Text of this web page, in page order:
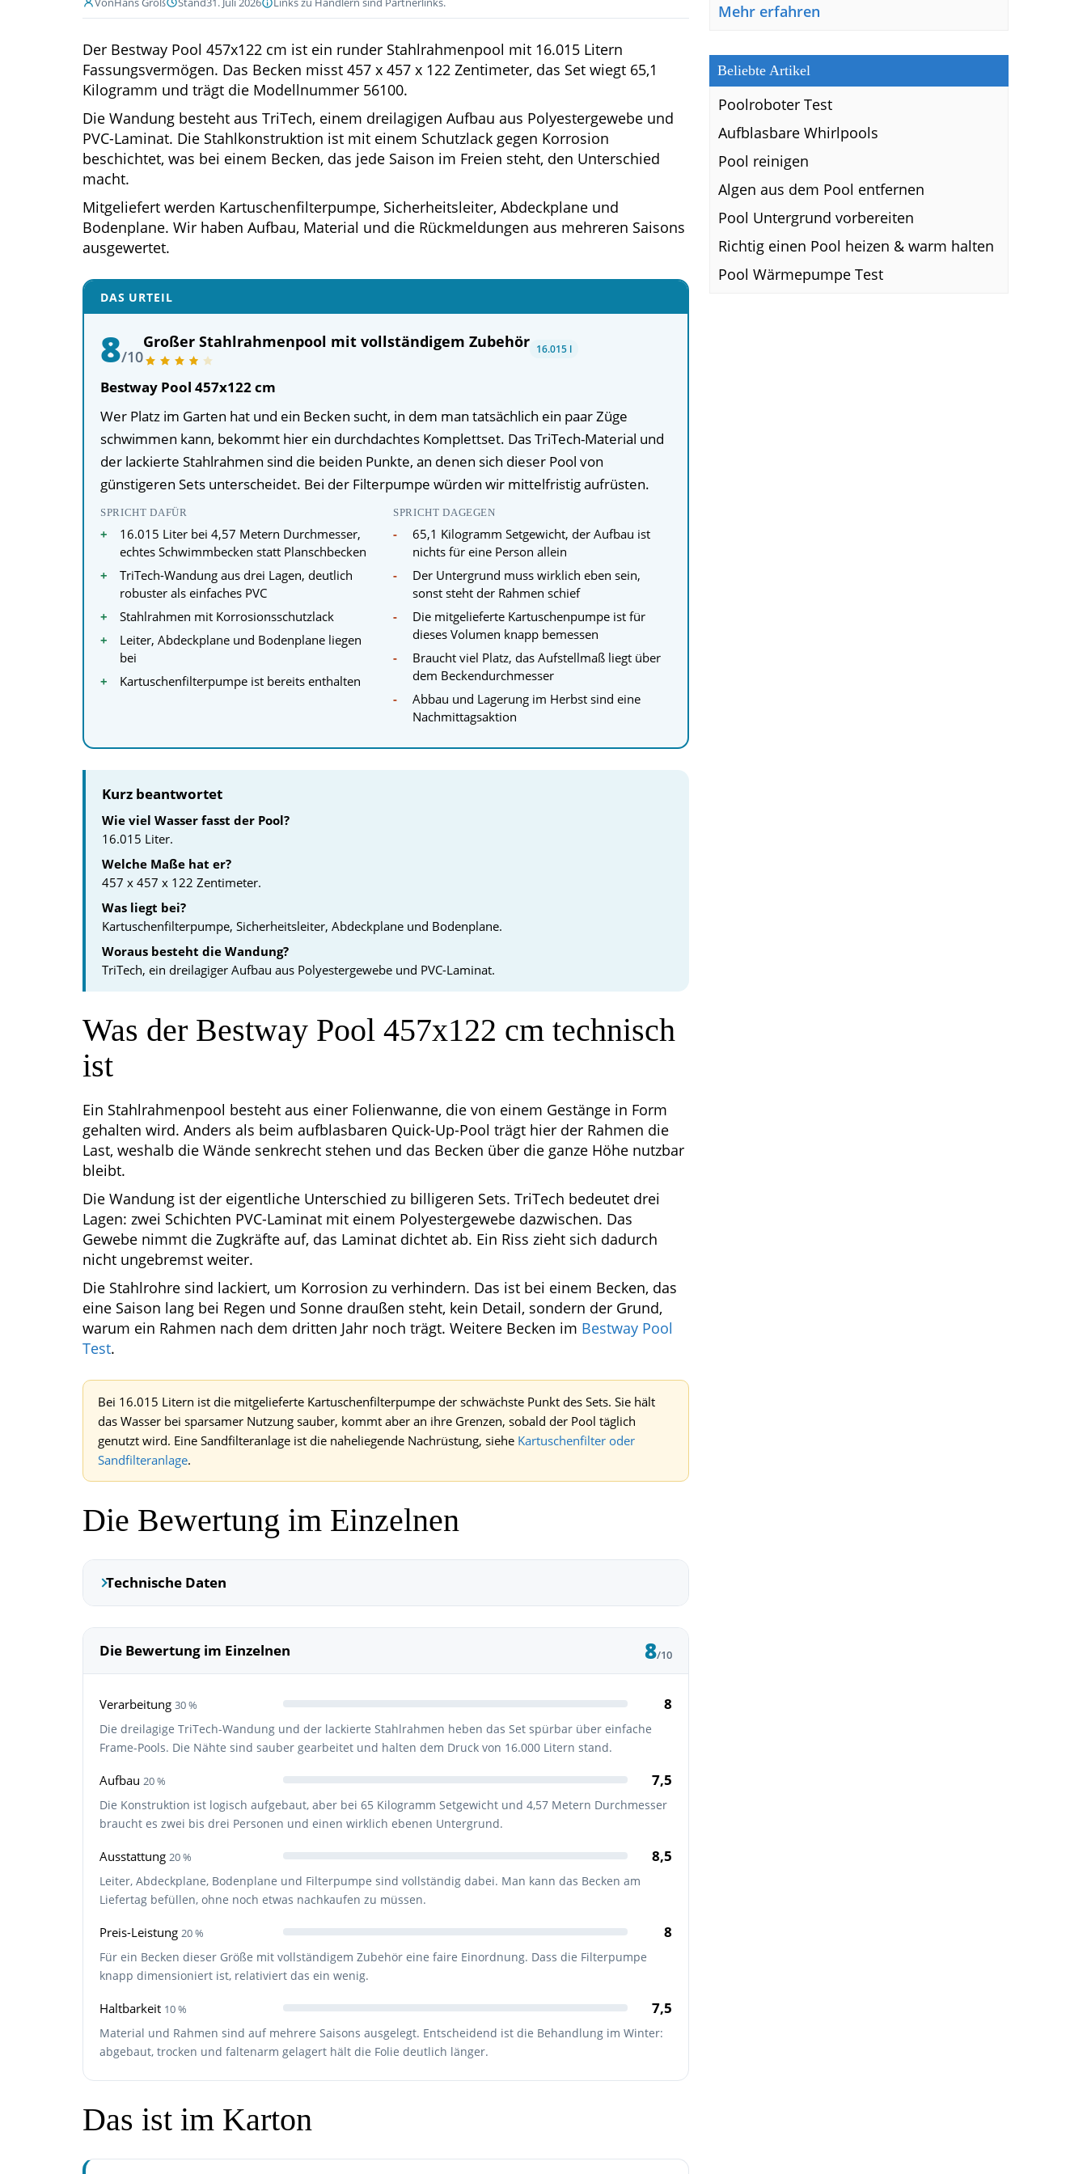
Der Bestway Pool 457x122 cm ist ein runder Stahlrahmenpool mit 16.015 Litern
Fassungsvermögen. Das Becken misst 457 x 457 x 122 Zentimeter, das Set wiegt 65,1
Kilogramm und trägt die Modellnummer 56100.
Die Wandung besteht aus TriTech, einem dreilagigen Aufbau aus Polyestergewebe und
PVC-Laminat. Die Stahlkonstruktion ist mit einem Schutzlack gegen Korrosion
beschichtet, was bei einem Becken, das jede Saison im Freien steht, den Unterschied
macht.
Mitgeliefert werden Kartuschenfilterpumpe, Sicherheitsleiter, Abdeckplane und
Bodenplane. Wir haben Aufbau, Material und die Rückmeldungen aus mehreren Saisons
ausgewertet.
DAS URTEIL
8/10
Großer Stahlrahmenpool mit vollständigem Zubehör 16.015 l
Bestway Pool 457x122 cm
Wer Platz im Garten hat und ein Becken sucht, in dem man tatsächlich ein paar Züge
schwimmen kann, bekommt hier ein durchdachtes Komplettset. Das TriTech-Material und
der lackierte Stahlrahmen sind die beiden Punkte, an denen sich dieser Pool von
günstigeren Sets unterscheidet. Bei der Filterpumpe würden wir mittelfristig aufrüsten.
SPRICHT DAFÜR
16.015 Liter bei 4,57 Metern Durchmesser,
echtes Schwimmbecken statt Planschbecken
TriTech-Wandung aus drei Lagen, deutlich
robuster als einfaches PVC
Stahlrahmen mit Korrosionsschutzlack
Leiter, Abdeckplane und Bodenplane liegen
bei
Kartuschenfilterpumpe ist bereits enthalten
SPRICHT DAGEGEN
65,1 Kilogramm Setgewicht, der Aufbau ist
nichts für eine Person allein
Der Untergrund muss wirklich eben sein,
sonst steht der Rahmen schief
Die mitgelieferte Kartuschenpumpe ist für
dieses Volumen knapp bemessen
Braucht viel Platz, das Aufstellmaß liegt über
dem Beckendurchmesser
Abbau und Lagerung im Herbst sind eine
Nachmittagsaktion
Kurz beantwortet
Wie viel Wasser fasst der Pool?
16.015 Liter.
Welche Maße hat er?
457 x 457 x 122 Zentimeter.
Was liegt bei?
Kartuschenfilterpumpe, Sicherheitsleiter, Abdeckplane und Bodenplane.
Woraus besteht die Wandung?
TriTech, ein dreilagiger Aufbau aus Polyestergewebe und PVC-Laminat.
Was der Bestway Pool 457x122 cm technisch
ist
Ein Stahlrahmenpool besteht aus einer Folienwanne, die von einem Gestänge in Form
gehalten wird. Anders als beim aufblasbaren Quick-Up-Pool trägt hier der Rahmen die
Last, weshalb die Wände senkrecht stehen und das Becken über die ganze Höhe nutzbar
bleibt.
Die Wandung ist der eigentliche Unterschied zu billigeren Sets. TriTech bedeutet drei
Lagen: zwei Schichten PVC-Laminat mit einem Polyestergewebe dazwischen. Das
Gewebe nimmt die Zugkräfte auf, das Laminat dichtet ab. Ein Riss zieht sich dadurch
nicht ungebremst weiter.
Die Stahlrohre sind lackiert, um Korrosion zu verhindern. Das ist bei einem Becken, das
eine Saison lang bei Regen und Sonne draußen steht, kein Detail, sondern der Grund,
warum ein Rahmen nach dem dritten Jahr noch trägt. Weitere Becken im Bestway Pool
Test.
Bei 16.015 Litern ist die mitgelieferte Kartuschenfilterpumpe der schwächste Punkt des Sets. Sie hält
das Wasser bei sparsamer Nutzung sauber, kommt aber an ihre Grenzen, sobald der Pool täglich
genutzt wird. Eine Sandfilteranlage ist die naheliegende Nachrüstung, siehe Kartuschenfilter oder
Sandfilteranlage.
Die Bewertung im Einzelnen
Technische Daten
Die Bewertung im Einzelnen 8/10
Verarbeitung 30 % 8
Die dreilagige TriTech-Wandung und der lackierte Stahlrahmen heben das Set spürbar über einfache
Frame-Pools. Die Nähte sind sauber gearbeitet und halten dem Druck von 16.000 Litern stand.
Aufbau 20 % 7,5
Die Konstruktion ist logisch aufgebaut, aber bei 65 Kilogramm Setgewicht und 4,57 Metern Durchmesser
braucht es zwei bis drei Personen und einen wirklich ebenen Untergrund.
Ausstattung 20 % 8,5
Leiter, Abdeckplane, Bodenplane und Filterpumpe sind vollständig dabei. Man kann das Becken am
Liefertag befüllen, ohne noch etwas nachkaufen zu müssen.
Preis-Leistung 20 % 8
Für ein Becken dieser Größe mit vollständigem Zubehör eine faire Einordnung. Dass die Filterpumpe
knapp dimensioniert ist, relativiert das ein wenig.
Haltbarkeit 10 % 7,5
Material und Rahmen sind auf mehrere Saisons ausgelegt. Entscheidend ist die Behandlung im Winter:
abgebaut, trocken und faltenarm gelagert hält die Folie deutlich länger.
Das ist im Karton
Mehr erfahren
Beliebte Artikel
Poolroboter Test
Aufblasbare Whirlpools
Pool reinigen
Algen aus dem Pool entfernen
Pool Untergrund vorbereiten
Richtig einen Pool heizen & warm halten
Pool Wärmepumpe Test